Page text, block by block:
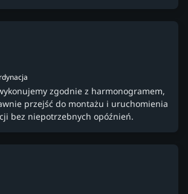
zgodnie z harmonogramem,
przejść do montażu i uruchomienia
bez niepotrzebnych opóźnień.